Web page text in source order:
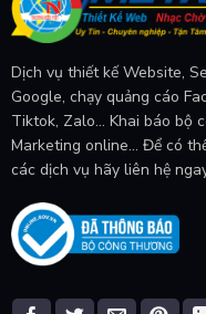
Dịch vụ thiết kế Website,
Google, chạy quảng cáo
Tiktok, Zalo... Khai báo bộ
Marketing online... Để có
các dịch vụ hãy liên hệ